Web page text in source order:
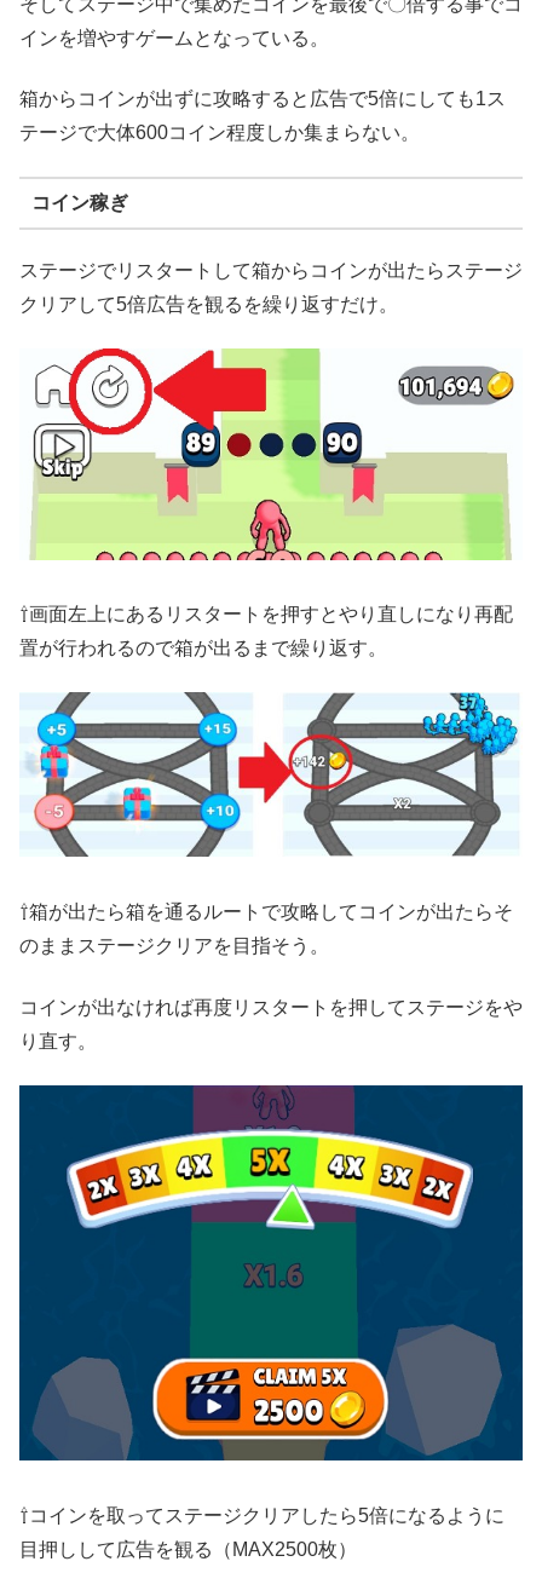
インを増やすゲームとなっている。
箱からコインが出ずに攻略すると広告で5倍にしても1ス
テージで大体600コイン程度しか集まらない。
コイン稼ぎ
ステージでリスタートして箱からコインが出たらステージ
クリアして5倍広告を観るを繰り返すだけ。
⇧画面左上にあるリスタートを押すとやり直しになり再配
置が行われるので箱が出るまで繰り返す。
⇧箱が出たら箱を通るルートで攻略してコインが出たらそ
のままステージクリアを目指そう。
コインが出なければ再度リスタートを押してステージをや
り直す。
⇧コインを取ってステージクリアしたら5倍になるように
目押しして広告を観る（MAX2500枚）